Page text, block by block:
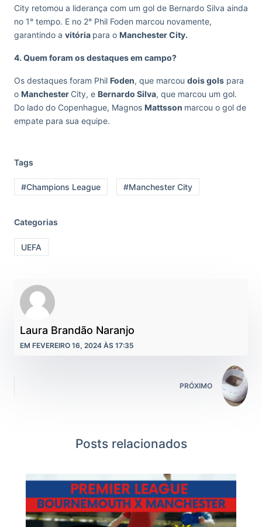
City retomou a liderança com um gol de Bernardo Silva ainda
no 1° tempo. E no 2° Phil Foden marcou novamente,
garantindo a vitória para o Manchester City.
4. Quem foram os destaques em campo?
Os destaques foram Phil Foden, que marcou dois gols para
o Manchester City, e Bernardo Silva, que marcou um gol.
Do lado do Copenhague, Magnos Mattsson marcou o gol de
empate para sua equipe.
Tags
#Champions League #Manchester City
Categorias
UEFA
Laura Brandão Naranjo
EM FEVEREIRO 16, 2024 ÀS 17:35
PRÓXIMO
Posts relacionados